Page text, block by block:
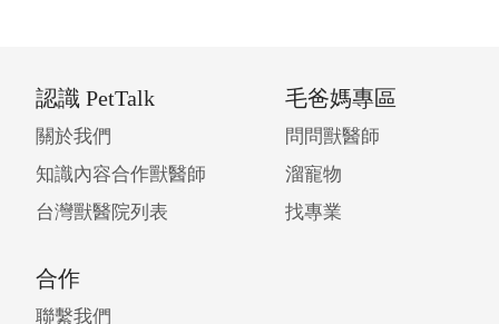
認識 PetTalk
關於我們
知識內容合作獸醫師
台灣獸醫院列表
毛爸媽專區
問問獸醫師
溜寵物
找專業
合作
聯繫我們